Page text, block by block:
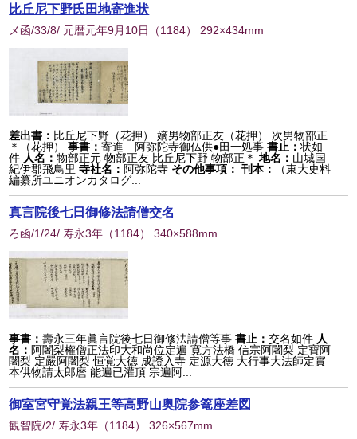
比丘尼下野氏田地寄進状
メ函/33/8/ 元暦元年9月10日 （1184） 292×434mm
差出書： 比丘尼下野（花押） 嫡男物部正友（花押） 次男物部正
＊（花押）
事書：寄進 阿弥陀寺御仏供●田一処事書止：状如
件 人名：物部正元 物部正友 比丘尼下野 物部正＊ 地名： 山城国
紀伊郡飛鳥里 寺社名： 阿弥陀寺 その他事項： 刊本：
（東大史料
編纂所ユニオンカタログ...
真言院後七日御修法請僧交名
ろ函/1/24/ 寿永3年 （1184） 340×588mm
事書：壽永三年眞言院後七日御修法請僧等事 書止：交名如件 人
名： 阿闍梨權僧正法印大和尚位定遍 寛方法橋 信宗阿闍梨 定寶阿
闍梨 定嚴阿闍梨 恒覚大徳 成證入寺 定源大徳 大行事大法師定實
本供物請太郎麿 能遍已灌頂 宗遍阿...
御室宮守覚法親王等高野山奥院参篭座差図
観智院/2/ 寿永3年 （1184） 326×567mm